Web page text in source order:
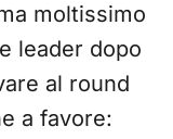
moltissimo
leader dopo
al round
a favore: